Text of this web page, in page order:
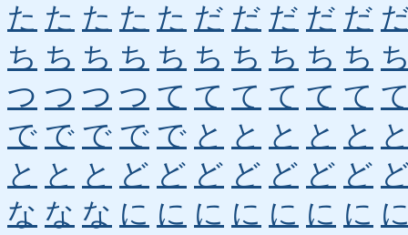
た た た た た だ だ だ だ だ
ち ち ち ち ち ち ち ち ち ち
つ つ つ つ て て て て て て
で で で で で と と と と と
と と と ど ど ど ど ど ど ど
な な な に に に に に に に